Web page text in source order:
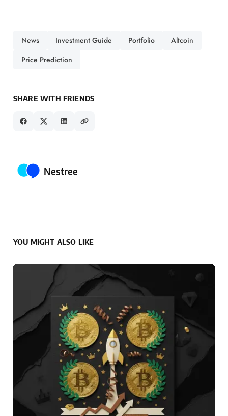
News Investment Guide Portfolio
Altcoin
Price Prediction
SHARE WITH FRIENDS
Posted by
Nestree
YOU MIGHT ALSO LIKE